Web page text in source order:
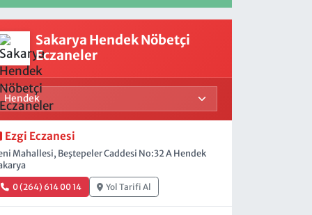
Sakarya Hendek Nöbetçi
Eczaneler
Ezgi Eczanesi
Mahallesi, Beştepeler Caddesi No:32 A Hendek
0 (264) 614 00 14 Yol Tarifi Al